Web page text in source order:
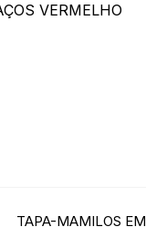
TAPA-MAMILOS EM